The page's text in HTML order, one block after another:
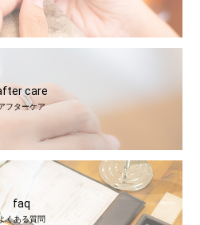
care
フターケア
faq
くある質問